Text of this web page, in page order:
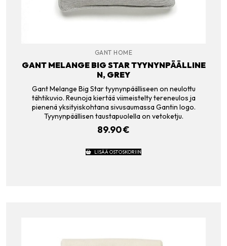
GANT HOME
GANT MELANGE BIG STAR TYYNYNPÄÄLLINE
N, GREY
Gant Melange Big Star tyynynpäälliseen on neulottu
tähtikuvio. Reunoja kiertää viimeistelty tereneulos ja
pienenä yksityiskohtana sivusaumassa Gantin logo.
Tyynynpäällisen taustapuolella on vetoketju.
89.90€
LISÄÄ OSTOSKORIIN